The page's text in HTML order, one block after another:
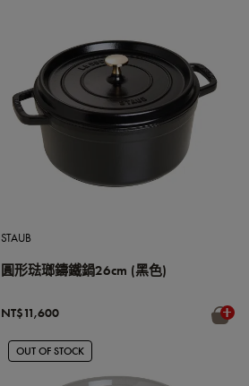
STAUB
圓形琺瑯鑄鐵鍋26cm (黑色)
NT$11,600
OUT OF STOCK